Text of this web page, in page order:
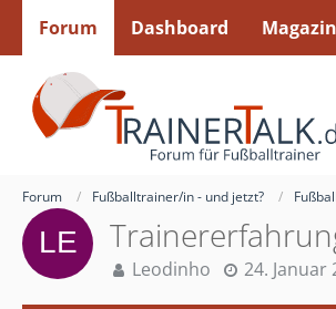
Forum Dashboard Magazin
Forum Fußballtrainer/in - und jetzt?
Leodinho 24. Januar